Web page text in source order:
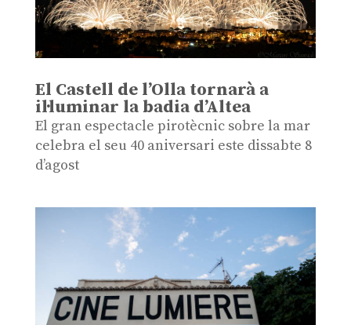
El Castell de l’Olla tornarà a
il·luminar la badia d’Altea
El gran espectacle pirotècnic sobre la mar
celebra el seu 40 aniversari este dissabte 8
d’agost